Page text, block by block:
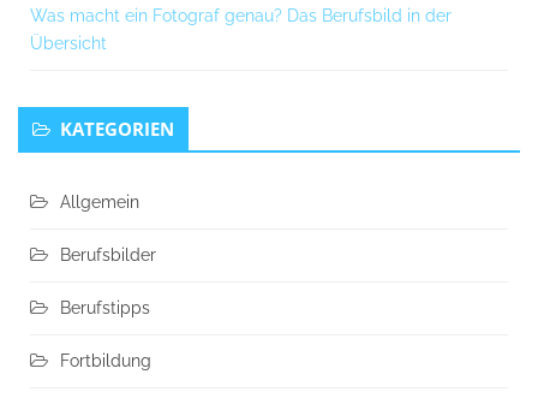
Was macht ein Fotograf genau? Das Berufsbild in der
Übersicht
KATEGORIEN
Allgemein
Berufsbilder
Berufstipps
Fortbildung